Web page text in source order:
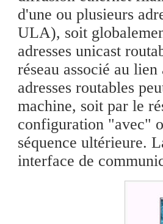
d'une ou plusieurs
ULA), soit
adresses unicast
réseau associé au
adresses routables
machine, soit par le
configuration "avec"
séquence ultérieure.
interface de